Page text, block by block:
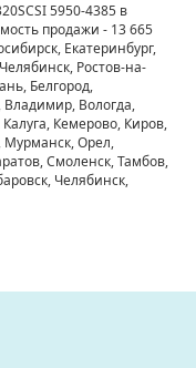
5950-4385 в
продажи - 13 665
Екатеринбург,
Ростов-на-
Белгород,
Владимир, Вологда,
Кемерово, Киров,
Мурманск, Орел,
Смоленск, Тамбов,
Челябинск,